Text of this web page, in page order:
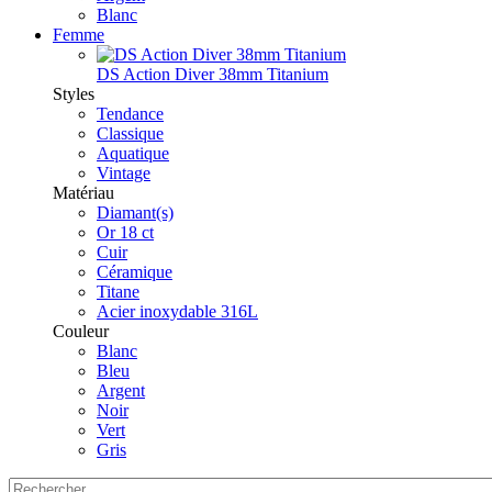
Blanc
Femme
DS Action Diver 38mm Titanium
Styles
Tendance
Classique
Aquatique
Vintage
Matériau
Diamant(s)
Or 18 ct
Cuir
Céramique
Titane
Acier inoxydable 316L
Couleur
Blanc
Bleu
Argent
Noir
Vert
Gris